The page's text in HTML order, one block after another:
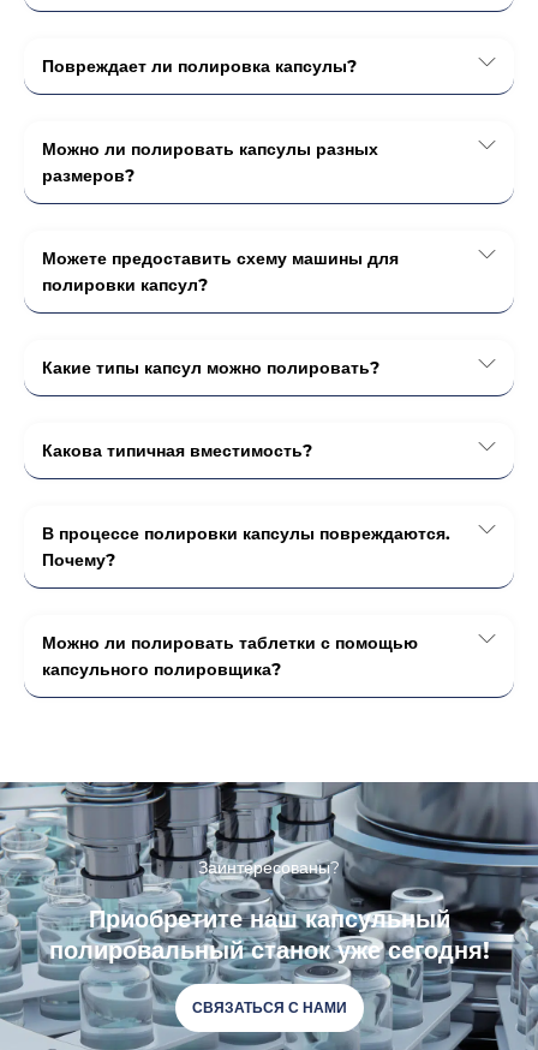
Повреждает ли полировка капсулы?
Можно ли полировать капсулы разных
размеров?
Можете предоставить схему машины для
полировки капсул?
Какие типы капсул можно полировать?
Какова типичная вместимость?
В процессе полировки капсулы повреждаются.
Почему?
Можно ли полировать таблетки с помощью
капсульного полировщика?
Заинтересованы?
Приобретите наш капсульный
полировальный станок уже сегодня!
СВЯЗАТЬСЯ С НАМИ